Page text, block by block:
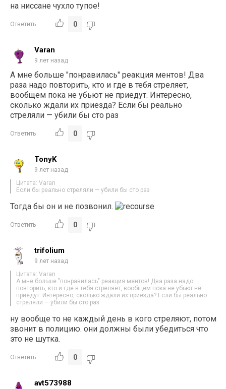
на ниссане чухло тупое!
Ответить 0
Varan
9 лет назад
А мне больше "понравилась" реакция ментов! Два
раза надо повторить, кто и где в тебя стреляет,
вообщем пока не убьют не приедут. Интересно,
сколько ждали их приезда? Если бы реально
стреляли — убили бы сто раз
Ответить 0
TonyK
9 лет назад
Цитата: Varan
Если бы реально стреляли — убили бы сто раз
Тогда бы он и не позвонил.
Ответить 0
trifolium
9 лет назад
Цитата: Varan
А мне больше "понравилась" реакция ментов! Два раза надо
повторить, кто и где в тебя стреляет, вообщем пока не убьют не
приедут. Интересно, сколько ждали их приезда? Если бы реально
стреляли — убили бы сто раз
ну вообще то не каждый день в кого стреляют, потом
звонит в полицию. они должны были убедиться что
это не шутка.
Ответить 0
avt573988